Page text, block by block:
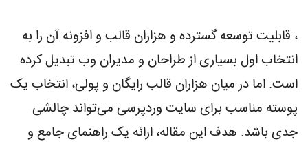
، قابلیت توسعه گسترده و هزاران قالب و افزونه آن را به
انتخاب اول بسیاری از طراحان و مدیران وب تبدیل کرده
است. اما در میان هزاران قالب رایگان و پولی، انتخاب یک
پوسته مناسب برای سایت وردپرسی می‌تواند چالشی
جدی باشد. هدف این مقاله، ارائه یک راهنمای جامع و